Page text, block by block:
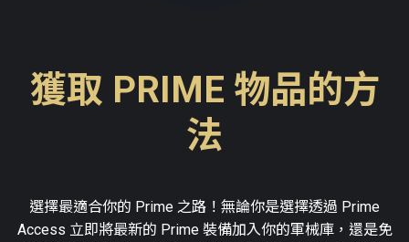
獲取 PRIME 物品的方
法
選擇最適合你的 Prime 之路！無論你是選擇透過 Prime
Access 立即將最新的 Prime 裝備加入你的軍械庫，還是免